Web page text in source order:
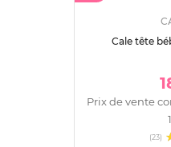
Cale tête
Prix de vente
(23)